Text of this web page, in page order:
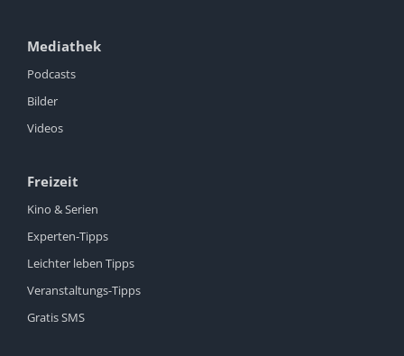
Mediathek
Podcasts
Bilder
Videos
Freizeit
Kino & Serien
Experten-Tipps
Leichter leben Tipps
Veranstaltungs-Tipps
Gratis SMS